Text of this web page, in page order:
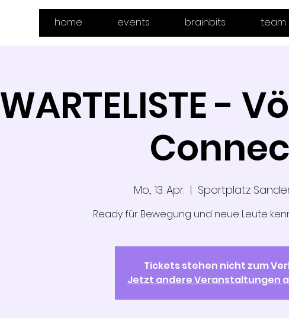
home events brainbits team
WARTELISTE -
Mo., 13. Apr.
  |
Sportplatz
Ready für Bewegung und neue Leute
Tickets stehen nicht zum
Jetzt andere Veranstaltungen